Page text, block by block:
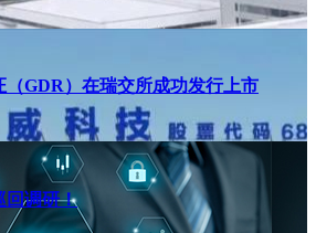
（GDR）在瑞交所成功发行上市
回调研！